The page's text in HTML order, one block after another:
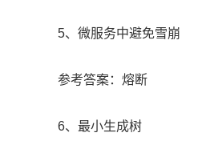
5、微服务中避免雪崩
参考答案：熔断
6、最小生成树